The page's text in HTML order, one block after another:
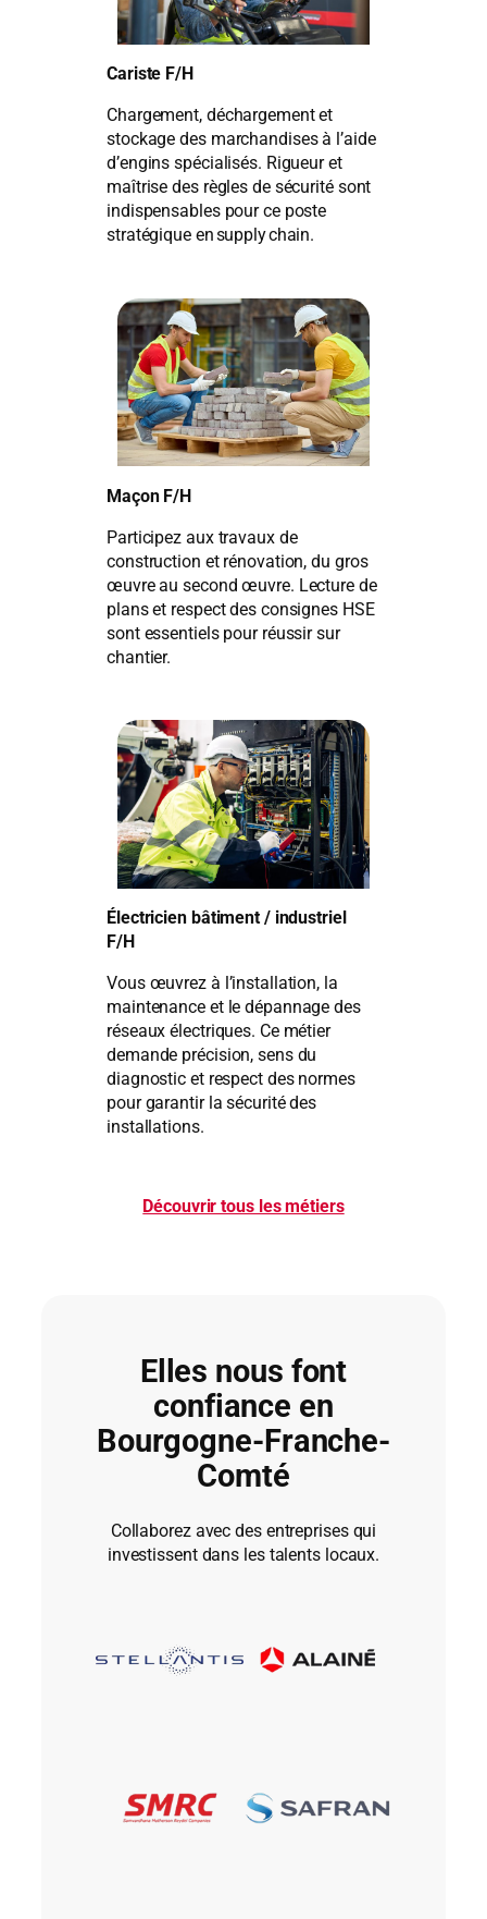
Cariste F/H
Chargement, déchargement et
stockage des marchandises à l’aide
d’engins spécialisés. Rigueur et
maîtrise des règles de sécurité sont
indispensables pour ce poste
stratégique en supply chain.
Maçon F/H
Participez aux travaux de
construction et rénovation, du gros
œuvre au second œuvre. Lecture de
plans et respect des consignes HSE
sont essentiels pour réussir sur
chantier.
Électricien bâtiment / industriel
F/H
Vous œuvrez à l’installation, la
maintenance et le dépannage des
réseaux électriques. Ce métier
demande précision, sens du
diagnostic et respect des normes
pour garantir la sécurité des
installations.
Découvrir tous les métiers
Elles nous font
confiance en
Bourgogne-Franche-
Comté
Collaborez avec des entreprises qui
investissent dans les talents locaux.